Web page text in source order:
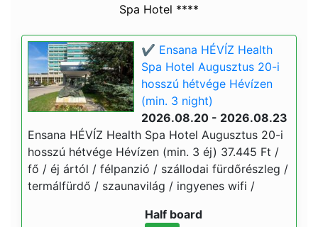
Spa Hotel ****
✔️ Ensana HÉVÍZ Health
Spa Hotel Augusztus 20-i
hosszú hétvége Hévízen
(min. 3 night)
2026.08.20 - 2026.08.23
Ensana HÉVÍZ Health Spa Hotel Augusztus 20-i
hosszú hétvége Hévízen (min. 3 éj) 37.445 Ft /
fő / éj ártól / félpanzió / szállodai fürdőrészleg /
termálfürdő / szaunavilág / ingyenes wifi /
Half board